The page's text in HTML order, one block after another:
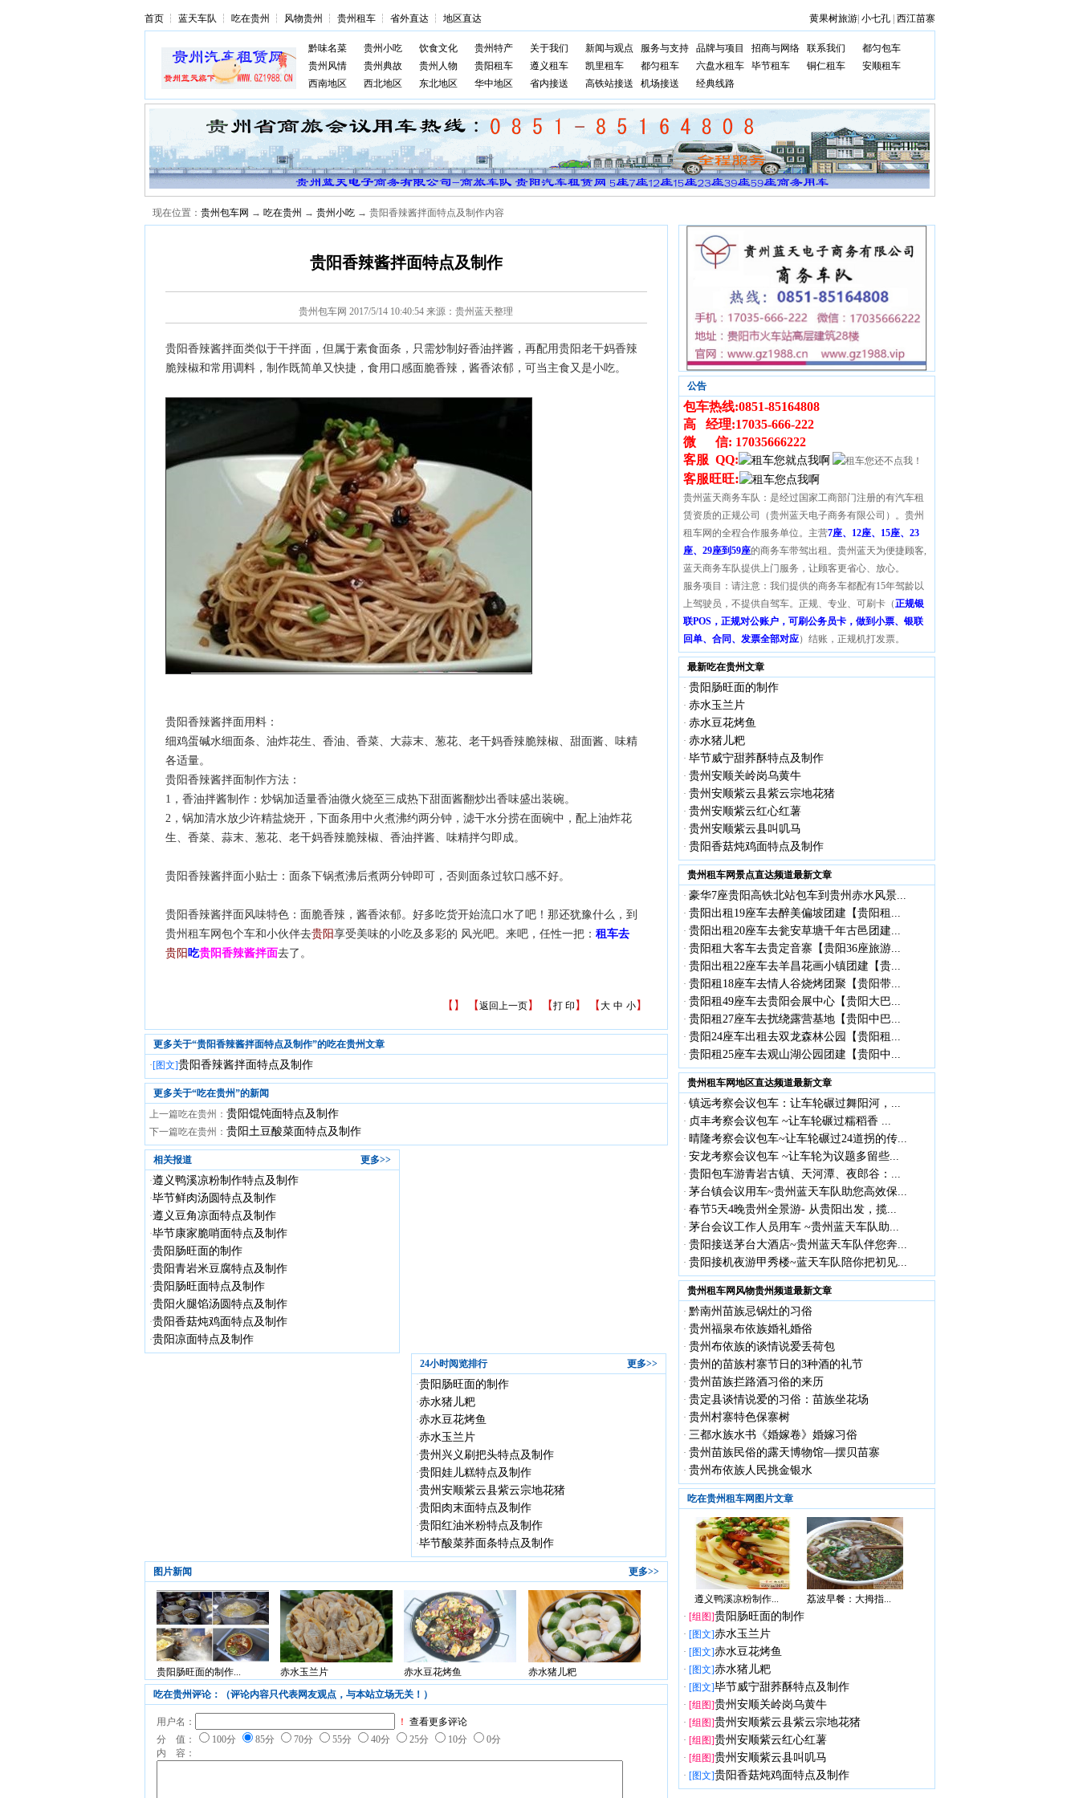
首页┆ 蓝天车队 ┆ 吃在贵州 ┆ 风物贵州 ┆ 贵州租车┆ 省外直达┆ 地区直达 黄果树旅游| 小七孔| 西江苗寨
黔味名菜 贵州小吃 饮食文化 贵州特产 关于我们 新闻与观点 服务与支持 品牌与项目 招商与网络 联系我们
都匀包车
贵州风情
贵州典故 贵州人物 贵阳租车 遵义租车 凯里租车 都匀租车 六盘水租车 毕节租车 铜仁租车
安顺租车
西南地区
西北地区 东北地区 华中地区 省内接送 高铁站接送 机场接送 经典线路
现在位置： 贵州包车网 → 吃在贵州 → 贵州小吃→ 贵阳香辣酱拌面特点及制作内容
贵阳香辣酱拌面特点及制作
贵州包车网 2017/5/14 10:40:54 来源：贵州蓝天整理
贵阳香辣酱拌面类似于干拌面，但属于素食面条，只需炒制好香油拌酱，再配用贵阳老干妈香辣
脆辣椒和常用调料，制作既简单又快捷，食用口感面脆香辣，酱香浓郁，可当主食又是小吃。
贵阳香辣酱拌面用料：
细鸡蛋碱水细面条、油炸花生、香油、香菜、大蒜末、葱花、老干妈香辣脆辣椒、甜面酱、味精
各适量。
贵阳香辣酱拌面制作方法：
1，香油拌酱制作：炒锅加适量香油微火烧至三成热下甜面酱翻炒出香味盛出装碗。
2，锅加清水放少许精盐烧开，下面条用中火煮沸约两分钟，滤干水分捞在面碗中，配上油炸花
生、香菜、蒜末、葱花、老干妈香辣脆辣椒、香油拌酱、味精拌匀即成。
贵阳香辣酱拌面小贴士：面条下锅煮沸后煮两分钟即可，否则面条过软口感不好。
贵阳香辣酱拌面风味特色：面脆香辣，酱香浓郁。好多吃货开始流口水了吧！那还犹豫什么，到
贵州租车网包个车和小伙伴去贵阳享受美味的小吃及多彩的 风光吧。来吧，任性一把： 租车去
贵阳 吃贵阳香辣酱拌面去了。
【 】 【返回上一页】 【打 印 】 【大 中 小】
更多关于“贵阳香辣酱拌面特点及制作”的吃在贵州文章
·[图文]贵阳香辣酱拌面特点及制作
更多关于“吃在贵州”的新闻
上一篇吃在贵州： 贵阳馄饨面特点及制作
下一篇吃在贵州： 贵阳土豆酸菜面特点及制作
更多>>
相关报道
·遵义鸭溪凉粉制作特点及制作
·毕节鲜肉汤圆特点及制作
·遵义豆角凉面特点及制作
·毕节康家脆哨面特点及制作
·贵阳肠旺面的制作
·贵阳青岩米豆腐特点及制作
·贵阳肠旺面特点及制作
·贵阳火腿馅汤圆特点及制作
·贵阳香菇炖鸡面特点及制作
·贵阳凉面特点及制作
更多>>
24小时阅览排行
·贵阳肠旺面的制作
·赤水猪儿粑
·赤水豆花烤鱼
·赤水玉兰片
·贵州兴义刷把头特点及制作
·贵阳娃儿糕特点及制作
·贵州安顺紫云县紫云宗地花猪
·贵阳肉末面特点及制作
·贵阳红油米粉特点及制作
·毕节酸菜荞面条特点及制作
更多>>
图片新闻
贵阳肠旺面的制作... 赤水玉兰片 赤水豆花烤鱼
赤水猪儿粑
吃在贵州评论：（评论内容只代表网友观点，与本站立场无关！）
用户名： ！ 查看更多评论
分 值：
100分 85分 70分 55分 40分 25分 10分
0分
内 容：
公告
包车热线:0851-85164808
高 经理:17035-666-222
微 信: 17035666222
客服 QQ:
客服旺旺:
贵州蓝天商务车队：是经过国家工商部门注册的有汽车租
赁资质的正规公司（贵州蓝天电子商务有限公司）。贵州
租车网的全程合作服务单位。主营7座、12座、15座、23
座、29座到59座的商务车带驾出租。贵州蓝天为便捷顾客,
蓝天商务车队提供上门服务，让顾客更省心、放心。
服务项目：请注意：我们提供的商务车都配有15年驾龄以
上驾驶员，不提供自驾车。正规、专业、可刷卡（正规银
联POS，正规对公账户，可刷公务员卡，做到小票、银联
回单、合同、发票全部对应）结账，正规机打发票。
最新吃在贵州文章
· 贵阳肠旺面的制作
· 赤水玉兰片
· 赤水豆花烤鱼
· 赤水猪儿粑
· 毕节威宁甜荞酥特点及制作
· 贵州安顺关岭岗乌黄牛
· 贵州安顺紫云县紫云宗地花猪
· 贵州安顺紫云红心红薯
· 贵州安顺紫云县叫叽马
· 贵阳香菇炖鸡面特点及制作
贵州租车网景点直达频道最新文章
· 豪华7座贵阳高铁北站包车到贵州赤水风景...
· 贵阳出租19座车去醉美偏坡团建【贵阳租...
· 贵阳出租20座车去瓮安草塘千年古邑团建...
· 贵阳租大客车去贵定音寨【贵阳36座旅游...
· 贵阳出租22座车去羊昌花画小镇团建【贵...
· 贵阳租18座车去情人谷烧烤团聚【贵阳带...
· 贵阳租49座车去贵阳会展中心【贵阳大巴...
· 贵阳租27座车去扰绕露营基地【贵阳中巴...
· 贵阳24座车出租去双龙森林公园【贵阳租...
· 贵阳租25座车去观山湖公园团建【贵阳中...
贵州租车网地区直达频道最新文章
· 镇远考察会议包车：让车轮碾过舞阳河，...
· 贞丰考察会议包车 ~让车轮碾过糯稻香 ...
· 晴隆考察会议包车~让车轮碾过24道拐的传...
· 安龙考察会议包车 ~让车轮为议题多留些...
· 贵阳包车游青岩古镇、天河潭、夜郎谷：...
· 茅台镇会议用车~贵州蓝天车队助您高效保...
· 春节5天4晚贵州全景游- 从贵阳出发，揽...
· 茅台会议工作人员用车 ~贵州蓝天车队助...
· 贵阳接送茅台大酒店~贵州蓝天车队伴您奔...
· 贵阳接机夜游甲秀楼~蓝天车队陪你把初见...
贵州租车网风物贵州频道最新文章
· 黔南州苗族忌锅灶的习俗
· 贵州福泉布依族婚礼婚俗
· 贵州布依族的谈情说爱丢荷包
· 贵州的苗族村寨节日的3种酒的礼节
· 贵州苗族拦路酒习俗的来历
· 贵定县谈情说爱的习俗：苗族坐花场
· 贵州村寨特色保寨树
· 三都水族水书《婚嫁卷》婚嫁习俗
· 贵州苗族民俗的露天博物馆—摆贝苗寨
· 贵州布依族人民挑金银水
吃在贵州租车网图片文章
遵义鸭溪凉粉制作...
荔波早餐：大拇指...
· [组图]贵阳肠旺面的制作
· [图文]赤水玉兰片
· [图文]赤水豆花烤鱼
· [图文]赤水猪儿粑
· [图文]毕节威宁甜荞酥特点及制作
· [组图]贵州安顺关岭岗乌黄牛
· [组图]贵州安顺紫云县紫云宗地花猪
· [组图]贵州安顺紫云红心红薯
· [组图]贵州安顺紫云县叫叽马
· [图文]贵阳香菇炖鸡面特点及制作